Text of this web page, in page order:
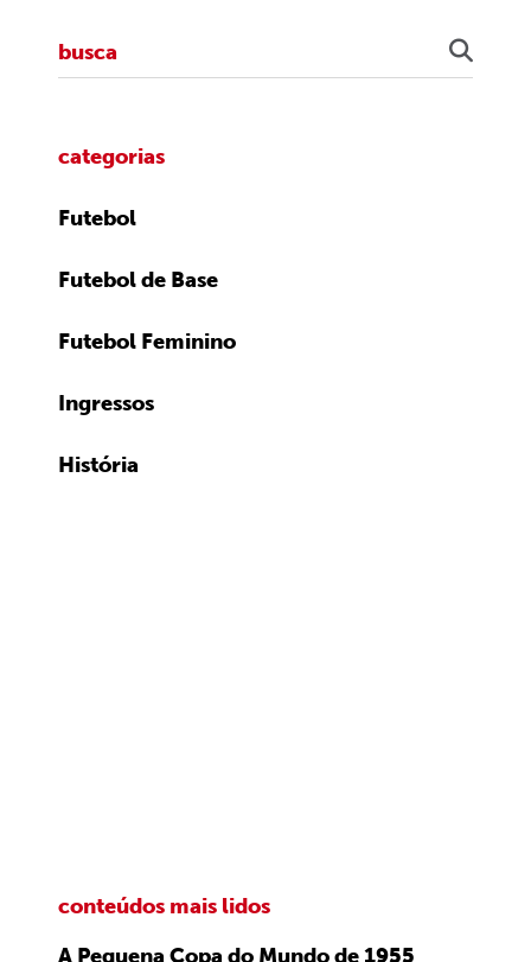
categorias
Futebol
Futebol de Base
Futebol Feminino
Ingressos
História
conteúdos mais lidos
A Pequena Copa do Mundo de 1955